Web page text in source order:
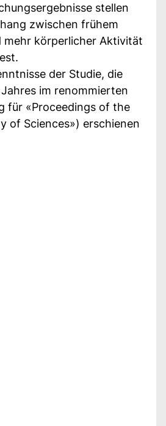
stellen
zwischen frühem
mehr körperlicher Aktivität
der Studie, die
im renommierten
für «Proceedings of the
of Sciences») erschienen